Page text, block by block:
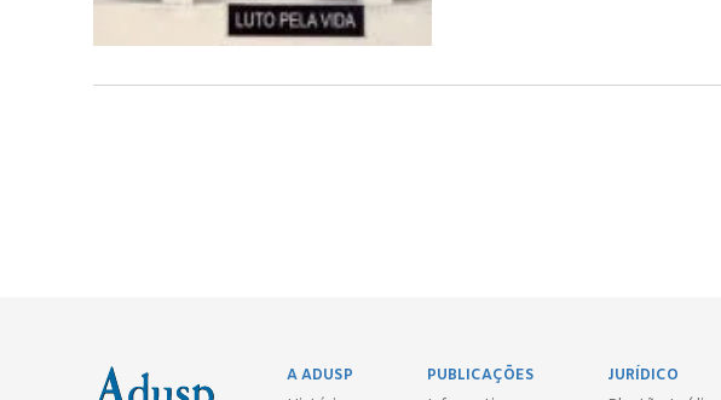
A ADUSP
PUBLICAÇÕES
JURÍDICO